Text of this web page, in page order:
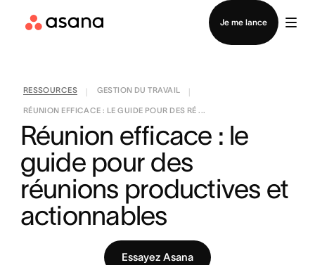
Je me lance
Contacter le service commercial
RESSOURCES GESTION DU TRAVAIL
RÉUNION EFFICACE : LE GUIDE POUR DES RÉ ...
Réunion efficace : le
guide pour des
réunions productives et
actionnables
Essayez Asana